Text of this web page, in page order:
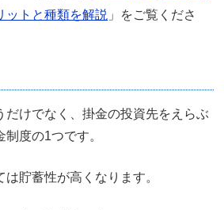
ットと種類を解説 」をご覧くださ
だけでなく、掛金の投資先をえらぶ
度の1つです。
貯蓄性が高くなります。